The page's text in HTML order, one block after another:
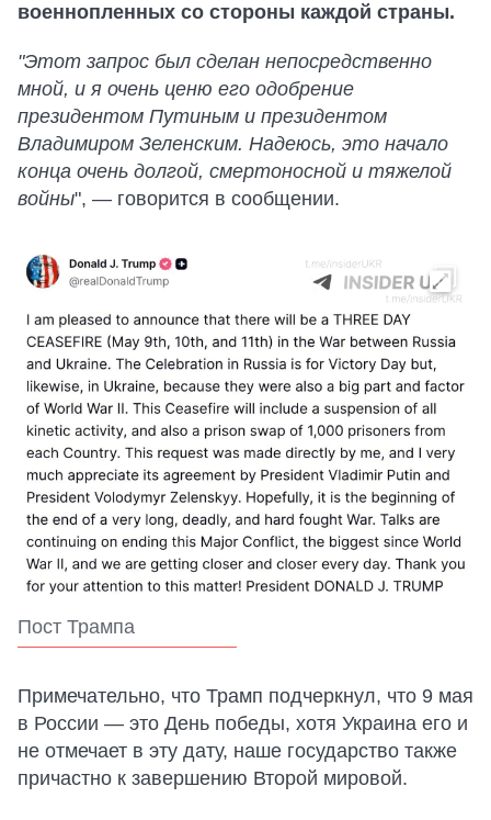
военнопленных со стороны каждой страны.
"Этот запрос был сделан непосредственно
мной, и я очень ценю его одобрение
президентом Путиным и президентом
Владимиром Зеленским. Надеюсь, это начало
конца очень долгой, смертоносной и тяжелой
войны", — говорится в сообщении.
Пост Трампа
Примечательно, что Трамп подчеркнул, что 9 мая
в России — это День победы, хотя Украина его и
не отмечает в эту дату, наше государство также
причастно к завершению Второй мировой.